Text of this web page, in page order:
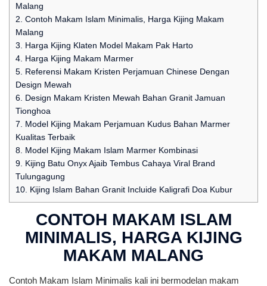
Malang
2. Contoh Makam Islam Minimalis, Harga Kijing Makam
Malang
3.
Harga Kijing Klaten Model Makam Pak Harto
4. Harga Kijing Makam Marmer
5. Referensi Makam Kristen Perjamuan Chinese Dengan
Design Mewah
6. Design Makam Kristen Mewah Bahan Granit Jamuan
Tionghoa
7.
Model Kijing Makam Perjamuan Kudus Bahan Marmer
Kualitas Terbaik
8. Model Kijing Makam Islam Marmer Kombinasi
9. Kijing Batu Onyx Ajaib Tembus Cahaya Viral Brand
Tulungagung
10. Kijing Islam Bahan Granit Incluide Kaligrafi Doa Kubur
CONTOH MAKAM ISLAM
MINIMALIS, HARGA KIJING
MAKAM MALANG
Contoh Makam Islam Minimalis kali ini bermodelan makam